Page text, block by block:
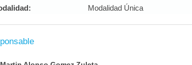
Modalidad Única